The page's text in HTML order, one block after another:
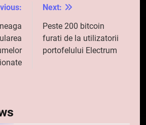
Next:
Peste 200 bitcoin
furati de la utilizatorii
portofelului Electrum